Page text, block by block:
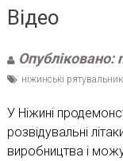
Відео
Опубліковано:
ніжинські
У Ніжині
розвідувальні
виробництва і